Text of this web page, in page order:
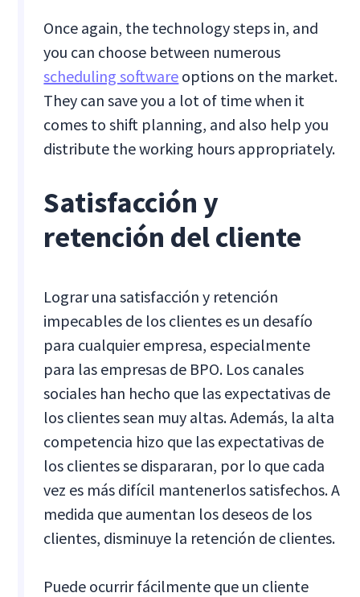
Once again, the technology steps in, and
you can choose between numerous
scheduling software options on the market.
They can save you a lot of time when it
comes to shift planning, and also help you
distribute the working hours appropriately.
Satisfacción y
retención del cliente
Lograr una satisfacción y retención
impecables de los clientes es un desafío
para cualquier empresa, especialmente
para las empresas de BPO. Los canales
sociales han hecho que las expectativas de
los clientes sean muy altas. Además, la alta
competencia hizo que las expectativas de
los clientes se dispararan, por lo que cada
vez es más difícil mantenerlos satisfechos. A
medida que aumentan los deseos de los
clientes, disminuye la retención de clientes.
Puede ocurrir fácilmente que un cliente